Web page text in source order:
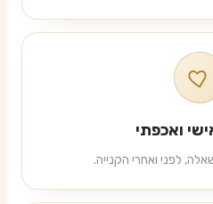
ואכפתי
לפני ואחרי הקנייה.